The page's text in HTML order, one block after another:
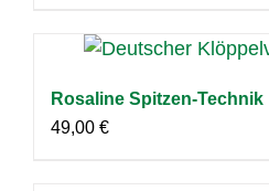
Rosaline Spitzen-Technik
49,00 €